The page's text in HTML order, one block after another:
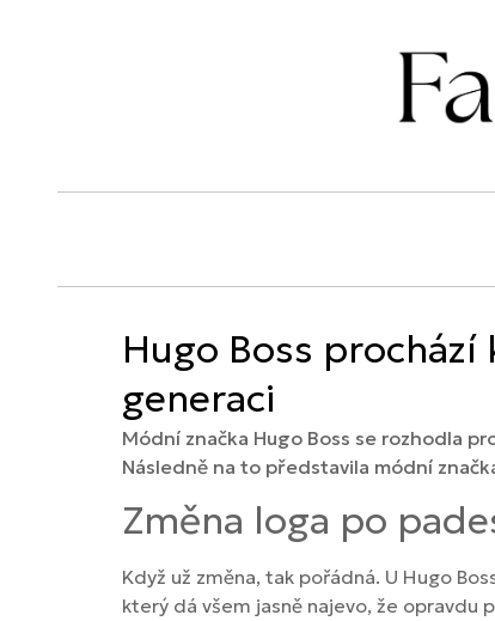
Hugo Boss
generaci
Módní značka Hugo Boss se rozhodla
Následně na to představila módní
Změna loga po
Když už změna, tak pořádná. U Hugo
který dá všem jasně najevo, že opravdu